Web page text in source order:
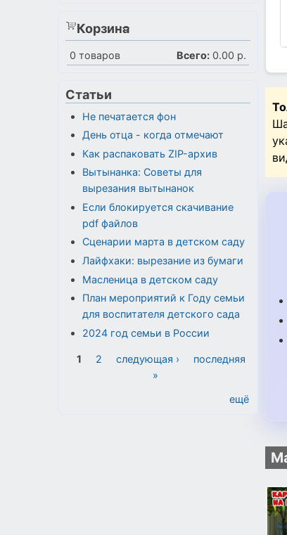
Корзина
0 товаров Всего: 0.00 р.
Статьи
Не печатается фон
День отца - когда отмечают
Как распаковать ZIP-архив
Вытынанка: Советы для
вырезания вытынанок
Если блокируется скачивание
pdf файлов
Сценарии марта в детском саду
Лайфхаки: вырезание из бумаги
Масленица в детском саду
План мероприятий к Году семьи
для воспитателя детского сада
2024 год семьи в России
Страницы
1 2 следующая ›
последняя
»
ещё